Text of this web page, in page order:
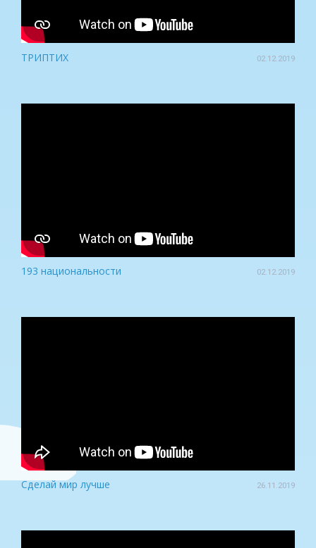
ТРИПТИХ 02.12.2019
193 национальности 02.12.2019
Сделай мир лучше 26.11.2019